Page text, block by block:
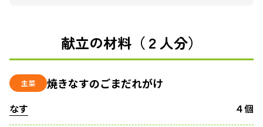
献立の材料（２人分）
主菜 焼きなすのごまだれがけ
なす ４個